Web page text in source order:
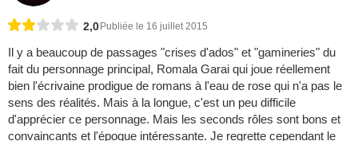
2,0 Publiée le 16 juillet 2015
Il y a beaucoup de passages "crises d'ados" et "gamineries" du
fait du personnage principal, Romala Garai qui joue réellement
bien l'écrivaine prodigue de romans à l'eau de rose qui n'a pas le
sens des réalités. Mais à la longue, c'est un peu difficile
d'apprécier ce personnage. Mais les seconds rôles sont bons et
convaincants et l'époque intéressante. Je regrette cependant le